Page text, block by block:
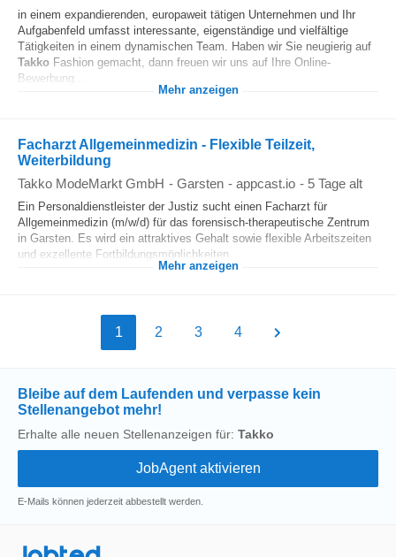
in einem expandierenden, europaweit tätigen Unternehmen und Ihr
Aufgabenfeld umfasst interessante, eigenständige und vielfältige
Tätigkeiten in einem dynamischen Team. Haben wir Sie neugierig auf
Takko Fashion gemacht, dann freuen wir uns auf Ihre Online-
Bewerbung...
Mehr anzeigen
Facharzt Allgemeinmedizin - Flexible Teilzeit,
Weiterbildung
Takko ModeMarkt GmbH - Garsten - appcast.io - 5 Tage alt
Ein Personaldienstleister der Justiz sucht einen Facharzt für
Allgemeinmedizin (m/w/d) für das forensisch-therapeutische Zentrum
in Garsten. Es wird ein attraktives Gehalt sowie flexible Arbeitszeiten
und exzellente Fortbildungsmöglichkeiten...
Mehr anzeigen
1 2 3 4
Bleibe auf dem Laufenden und verpasse kein
Stellenangebot mehr!
Erhalte alle neuen Stellenanzeigen für: Takko
E-Mails können jederzeit abbestellt werden.